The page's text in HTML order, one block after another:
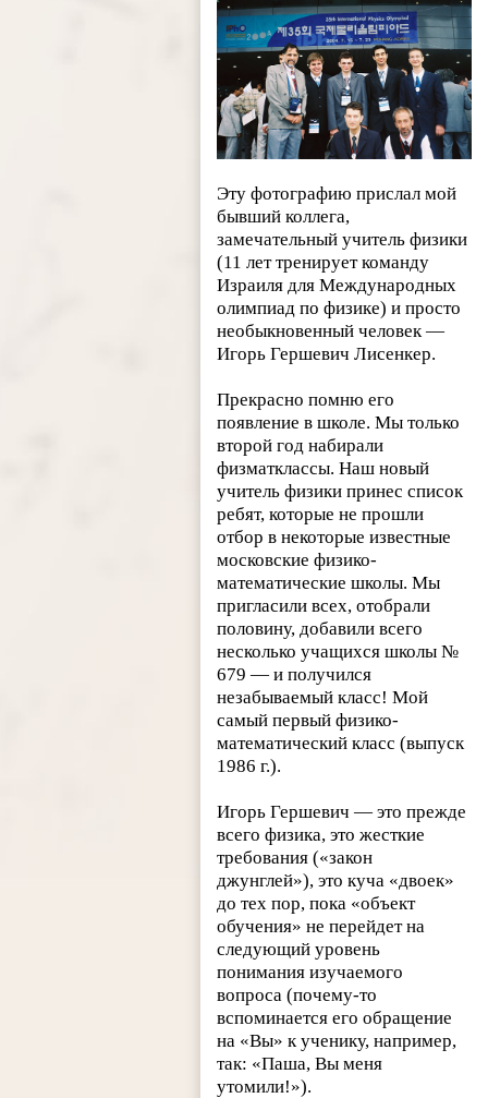
Эту фотографию прислал мой
бывший коллега,
замечательный учитель физики
(11 лет тренирует команду
Израиля для Международных
олимпиад по физике) и просто
необыкновенный человек —
Игорь Гершевич Лисенкер.
Прекрасно помню его
появление в школе. Мы только
второй год набирали
физматклассы. Наш новый
учитель физики принес список
ребят, которые не прошли
отбор в некоторые известные
московские физико-
математические школы. Мы
пригласили всех, отобрали
половину, добавили всего
несколько учащихся школы №
679 — и получился
незабываемый класс! Мой
самый первый физико-
математический класс (выпуск
1986 г.).
Игорь Гершевич — это прежде
всего физика, это жесткие
требования («закон
джунглей»), это куча «двоек»
до тех пор, пока «объект
обучения» не перейдет на
следующий уровень
понимания изучаемого
вопроса (почему-то
вспоминается его обращение
на «Вы» к ученику, например,
так: «Паша, Вы меня
утомили!»).